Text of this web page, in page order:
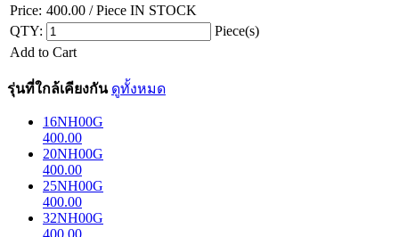
Price: 400.00 / Piece IN STOCK
QTY:
Piece(s)
Add to Cart
รุ่นที่ใกล้เคียงกัน ดูทั้งหมด
16NH00G
400.00
20NH00G
400.00
25NH00G
400.00
32NH00G
400.00